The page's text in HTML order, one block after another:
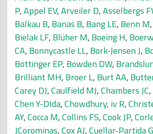
P,Appel EV,Arveiler D,Asselbergs
Balkau B, Banas B, Bang LE, Benn M,
Bielak LF, Blüher M, Boeing H,
CA, Bonnycastle LL, Bork-Jensen J,
Bottinger EP, Bowden DW,
Brilliant MH, Broer L, Burt AA,
Carey DJ,Caulfield MJ,Chambers JC,
Chen Y-DIda,Chowdhury, iv R,
AY,Cocca M,Collins FS,Cook JP,
JCorominas,Cox AJ,Cuellar-Partida G